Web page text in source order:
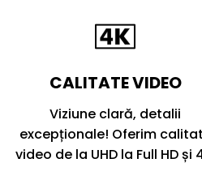
CALITATE VIDEO
Viziune clară, detalii
excepționale! Oferim
video de la UHD la Full HD și